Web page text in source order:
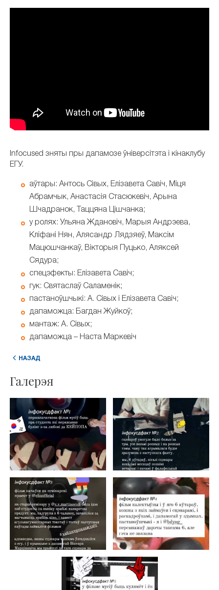
Infocused зняты пры дапамозе ўніверсітэта і кінаклубу
ЕГУ.
аўтары: Антось Сівых, Елізавета Савіч, Міця
Абрамчык, Анастасія Стасюкевіч, Арына
Шчадранок, Таццяна Цішчанка;
у ролях: Ульяна Ждановіч, Марыя Андрэева,
Кліфані Нян, Алясандр Лядзяеў, Максім
Мацюшчанкаў, Вікторыя Пуцько, Аляксей
Сядура;
спецэфекты: Елізавета Савіч;
гук: Святаслаў Саламенік;
пастаноўшчыкі: А. Сівых і Елізавета Савіч;
дапаможца: Багдан Жуйкоў;
мантаж: А. Сівых;
дапаможца – Наста Маркевіч
НАЗАД
Галерэя